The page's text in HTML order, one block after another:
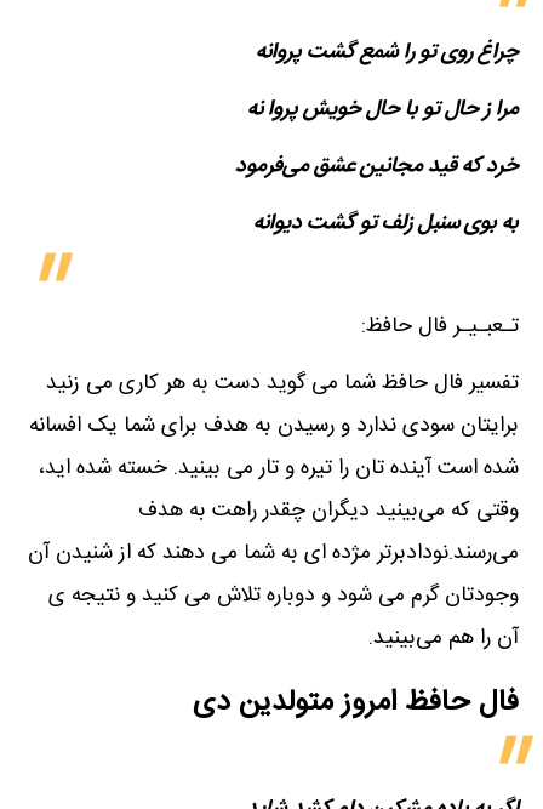
چراغ روی تو را شمع گشت پروانه
مرا ز حال تو با حال خویش پروا نه
خرد که قید مجانین عشق می‌فرمود
به بوی سنبل زلف تو گشت دیوانه
تـعبـیـر فال حافظ:
تفسیر فال حافظ شما می گوید دست به هر کاری می زنید
برایتان سودی ندارد و رسیدن به هدف برای شما یک افسانه
شده است آینده تان را تیره و تار می بینید. خسته شده اید،
وقتی که می‌بینید دیگران چقدر راهت به هدف
می‌رسند.نودادبرتر مژده ای به شما می دهند که از شنیدن آن
وجودتان گرم می شود و دوباره تلاش می کنید و نتیجه ی
آن را هم می‌بینید.
فال حافظ امروز متولدین‌ دی